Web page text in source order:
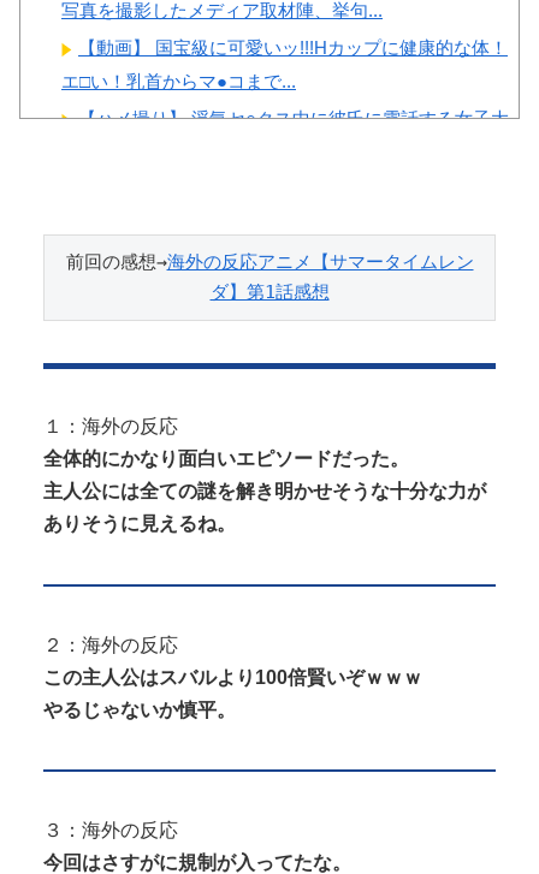
写真を撮影したメディア取材陣、挙句...
【動画】 国宝級に可愛いッ!!!Hカップに健康的な体！
エ□い！乳首からマ●コまで...
【ハメ撮り】 浮気セ○クス中に彼氏に電話する女子大
実家でお留守番してたら警官が来訪、「この家空き
家でしたよね？」と問いかけてくるが...
Powered by livedoor 相互RSS
前回の感想→海外の反応アニメ【サマータイムレン
ダ】第1話感想
１：海外の反応
全体的にかなり面白いエピソードだった。
主人公には全ての謎を解き明かせそうな十分な力が
ありそうに見えるね。
２：海外の反応
この主人公はスバルより100倍賢いぞｗｗｗ
やるじゃないか慎平。
３：海外の反応
今回はさすがに規制が入ってたな。